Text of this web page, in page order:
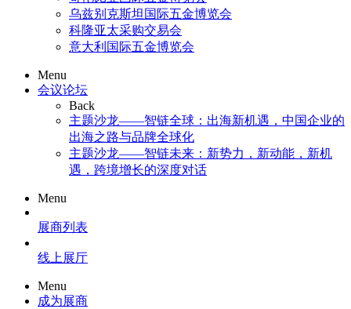
乌兹别克斯坦国际五金博览会
科隆亚太采购交易会
意大利国际五金博览会
Menu
会议论坛
Back
主题沙龙——智链全球：出海新机遇，中国企业的
出海之路与品牌全球化
主题沙龙——智链未来：新势力，新动能，新机
遇，跨境增长的深度对话
Menu
展商列表
线上展厅
Menu
成为展商